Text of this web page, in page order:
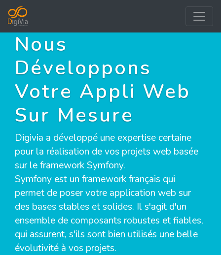
Nous
Développons
Votre Appli Web
Sur Mesure
Digivia a développé une expertise certaine
pour la réalisation de vos projets web basée
sur le framework Symfony.
Symfony est un framework français qui
permet de poser votre application web sur
des bases stables et solides. Il s'agit d'un
ensemble de composants robustes et fiables,
qui assurent, s'ils sont bien utilisés une belle
évolutivité à vos projets.